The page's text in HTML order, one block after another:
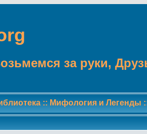
за руки,
:: Мифология и Легенды